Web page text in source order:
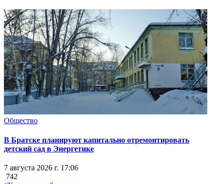
Общество
В Братске планируют капитально отремонтировать
детский сад в Энергетике
7 августа 2026 г. 17:06
742